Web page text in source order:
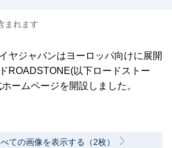
まれます
ヤジャパンはヨーロッパ向けに展開
ROADSTONE(以下ロードストー
ームページを開設しました。
ての画像を表示する（2枚）